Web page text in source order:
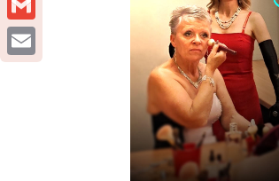
Gmail